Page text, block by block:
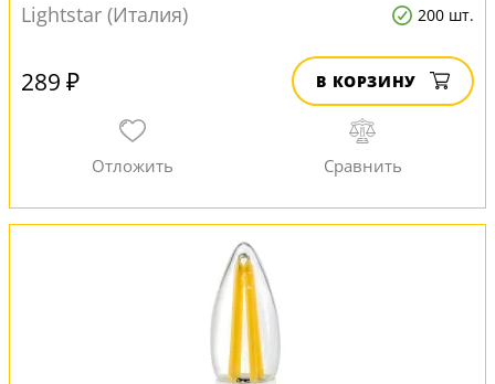
Lightstar (Италия) 200 шт.
289 ₽ В КОРЗИНУ